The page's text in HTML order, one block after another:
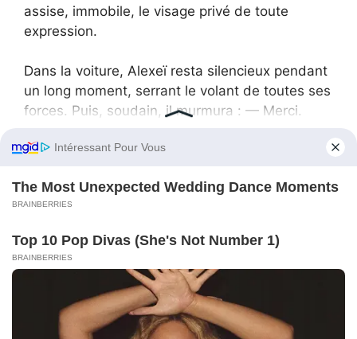
assise, immobile, le visage privé de toute
expression.
Dans la voiture, Alexeï resta silencieux pendant
un long moment, serrant le volant de toutes ses
forces. Puis, soudain, il murmura : — Merci.
— Pour quoi ? — demandai-je, surprise par ses
— Pour m’avoir permis de voir la vérité. Même si
elle est amère.
Il me prit la main et la serra. Ses doigts étaient
chauds. À l’arrière, Kiryoucha, fatigué, laissait
échapper un léger ronflement.